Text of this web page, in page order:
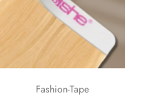
Fashion-Tape